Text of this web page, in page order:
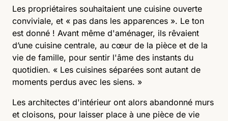
Les propriétaires souhaitaient une cuisine ouverte
conviviale, et « pas dans les apparences ». Le ton
est donné ! Avant même d'aménager, ils rêvaient
d’une cuisine centrale, au cœur de la pièce et de la
vie de famille, pour sentir l'âme des instants du
quotidien. « Les cuisines séparées sont autant de
moments perdus avec les siens. »
Les architectes d'intérieur ont alors abandonné murs
et cloisons, pour laisser place à une pièce de vie